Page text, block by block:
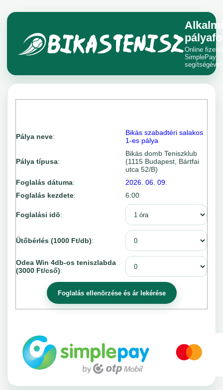
Alkalmi
Online
SimplePay
segítségével.
Pálya neve:
Bikás szabadtéri salakos
1-es pálya
Pálya típusa:
Bikás domb Teniszklub
(1115 Budapest, Bártfai
utca 52/B)
Foglalás dátuma:
2026. 06. 09.
Foglalás kezdete: 6:00
Foglalási idõ:
Ütőbérlés (1000 Ft/db):
Odea Win 4db-os teniszlabda
(3000 Ft/cső):